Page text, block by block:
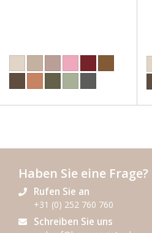
Haben Sie eine Frage?
Rufen Sie an
+31 (0) 252 760 760
Schreiben Sie uns